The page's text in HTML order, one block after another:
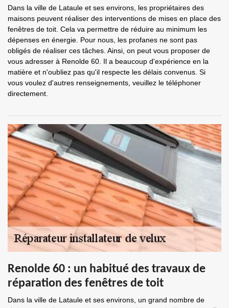
Dans la ville de Lataule et ses environs, les propriétaires des
maisons peuvent réaliser des interventions de mises en place des
fenêtres de toit. Cela va permettre de réduire au minimum les
dépenses en énergie. Pour nous, les profanes ne sont pas
obligés de réaliser ces tâches. Ainsi, on peut vous proposer de
vous adresser à Renolde 60. Il a beaucoup d'expérience en la
matière et n'oubliez pas qu'il respecte les délais convenus. Si
vous voulez d'autres renseignements, veuillez le téléphoner
directement.
Renolde 60 : un habitué des travaux de
réparation des fenêtres de toit
Dans la ville de Lataule et ses environs, un grand nombre de